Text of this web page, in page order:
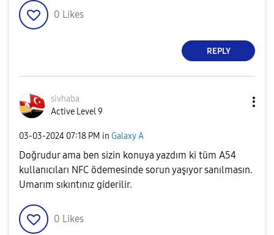
0 Likes
REPLY
sivhaba
Active Level 9
‎03-03-2024 07:18 PM in Galaxy A
Doğrudur ama ben sizin konuya yazdım ki tüm A54
kullanıcıları NFC ödemesinde sorun yaşıyor sanılmasın.
Umarım sıkıntınız giderilir.
0 Likes